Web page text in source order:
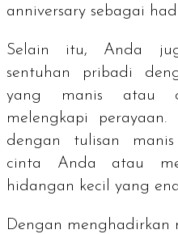
anniversary sebagai
Selain itu, Anda
sentuhan pribadi
yang manis atau
melengkapi
dengan tulisan
cinta Anda atau
hidangan kecil yang
Dengan menghadirkan